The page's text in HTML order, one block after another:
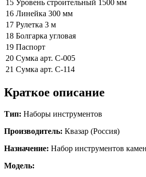
15 Уровень строительный 1500 мм
16 Линейка 300 мм
17 Рулетка 3 м
18 Болгарка угловая
19 Паспорт
20 Сумка арт. С-005
21 Сумка арт. С-114
Краткое описание
Тип: Наборы инструментов
Производитель: Квазар (Россия)
Назначение: Набор инструментов
Модель: